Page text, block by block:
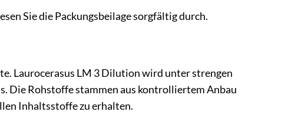
Sie die Packungsbeilage sorgfältig durch.
Laurocerasus LM 3 Dilution wird unter strengen
Die Rohstoffe stammen aus kontrolliertem Anbau
Inhaltsstoffe zu erhalten.